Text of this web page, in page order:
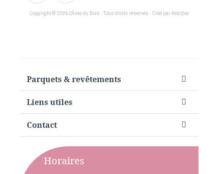
Copyright © 2026 L'Âme du Bois - Tous droits réservés - Créé par Kelcible
Parquets & revêtements
Liens utiles
Contact
Horaires